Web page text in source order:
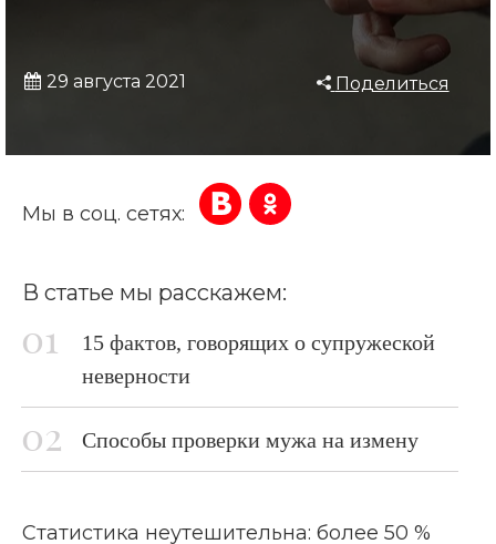
29 августа 2021 Поделиться
Мы в соц. сетях:
В статье мы расскажем:
15 фактов, говорящих о супружеской
неверности
Способы проверки мужа на измену
Статистика неутешительна: более 50 %